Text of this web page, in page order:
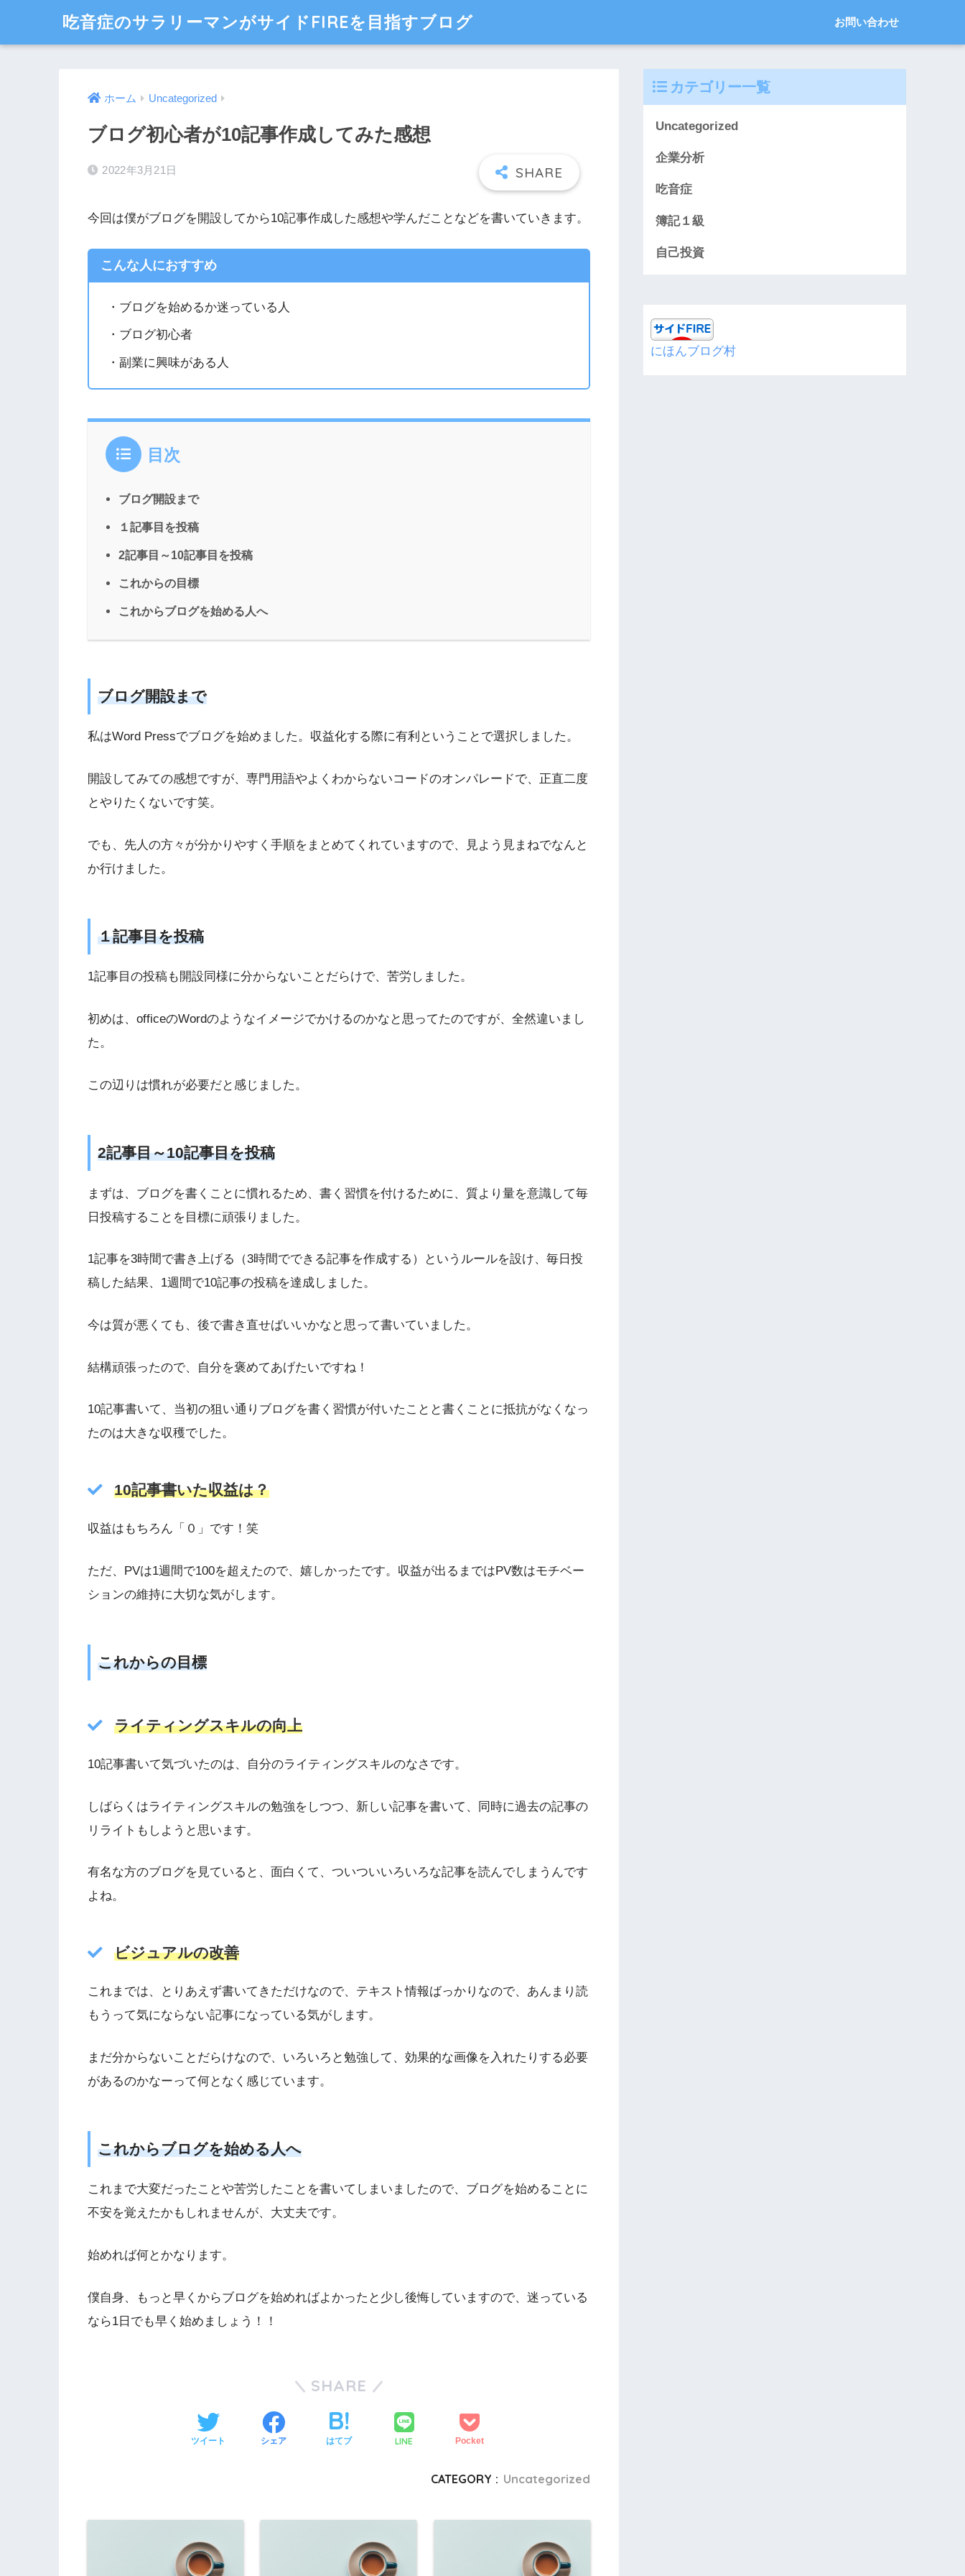
吃音症のサラリーマンがサイドFIREを目指すブログ お問い合わせ
ホーム Uncategorized
ブログ初心者が10記事作成してみた感想
2022年3月21日
今回は僕がブログを開設してから10記事作成した感想や学んだことなどを書いていきます。
こんな人におすすめ
・ブログを始めるか迷っている人
・ブログ初心者
・副業に興味がある人
目次
ブログ開設まで
１記事目を投稿
2記事目～10記事目を投稿
これからの目標
これからブログを始める人へ
ブログ開設まで
私はWord Pressでブログを始めました。収益化する際に有利ということで選択しました。
開設してみての感想ですが、専門用語やよくわからないコードのオンパレードで、正直二度
とやりたくないです笑。
でも、先人の方々が分かりやすく手順をまとめてくれていますので、見よう見まねでなんと
か行けました。
１記事目を投稿
1記事目の投稿も開設同様に分からないことだらけで、苦労しました。
初めは、officeのWordのようなイメージでかけるのかなと思ってたのですが、全然違いまし
た。
この辺りは慣れが必要だと感じました。
2記事目～10記事目を投稿
まずは、ブログを書くことに慣れるため、書く習慣を付けるために、質より量を意識して毎
日投稿することを目標に頑張りました。
1記事を3時間で書き上げる（3時間でできる記事を作成する）というルールを設け、毎日投
稿した結果、1週間で10記事の投稿を達成しました。
今は質が悪くても、後で書き直せばいいかなと思って書いていました。
結構頑張ったので、自分を褒めてあげたいですね！
10記事書いて、当初の狙い通りブログを書く習慣が付いたことと書くことに抵抗がなくなっ
たのは大きな収穫でした。
10記事書いた収益は？
収益はもちろん「０」です！笑
ただ、PVは1週間で100を超えたので、嬉しかったです。収益が出るまではPV数はモチベー
ションの維持に大切な気がします。
これからの目標
ライティングスキルの向上
10記事書いて気づいたのは、自分のライティングスキルのなさです。
しばらくはライティングスキルの勉強をしつつ、新しい記事を書いて、同時に過去の記事の
リライトもしようと思います。
有名な方のブログを見ていると、面白くて、ついついいろいろな記事を読んでしまうんです
よね。
ビジュアルの改善
これまでは、とりあえず書いてきただけなので、テキスト情報ばっかりなので、あんまり読
もうって気にならない記事になっている気がします。
まだ分からないことだらけなので、いろいろと勉強して、効果的な画像を入れたりする必要
があるのかなーって何となく感じています。
これからブログを始める人へ
これまで大変だったことや苦労したことを書いてしまいましたので、ブログを始めることに
不安を覚えたかもしれませんが、大丈夫です。
始めれば何とかなります。
僕自身、もっと早くからブログを始めればよかったと少し後悔していますので、迷っている
なら1日でも早く始めましょう！！
SHARE
ツイート シェア はてブ LINE Pocket
CATEGORY : Uncategorized
カテゴリー一覧
Uncategorized
企業分析
吃音症
簿記１級
自己投資
にほんブログ村